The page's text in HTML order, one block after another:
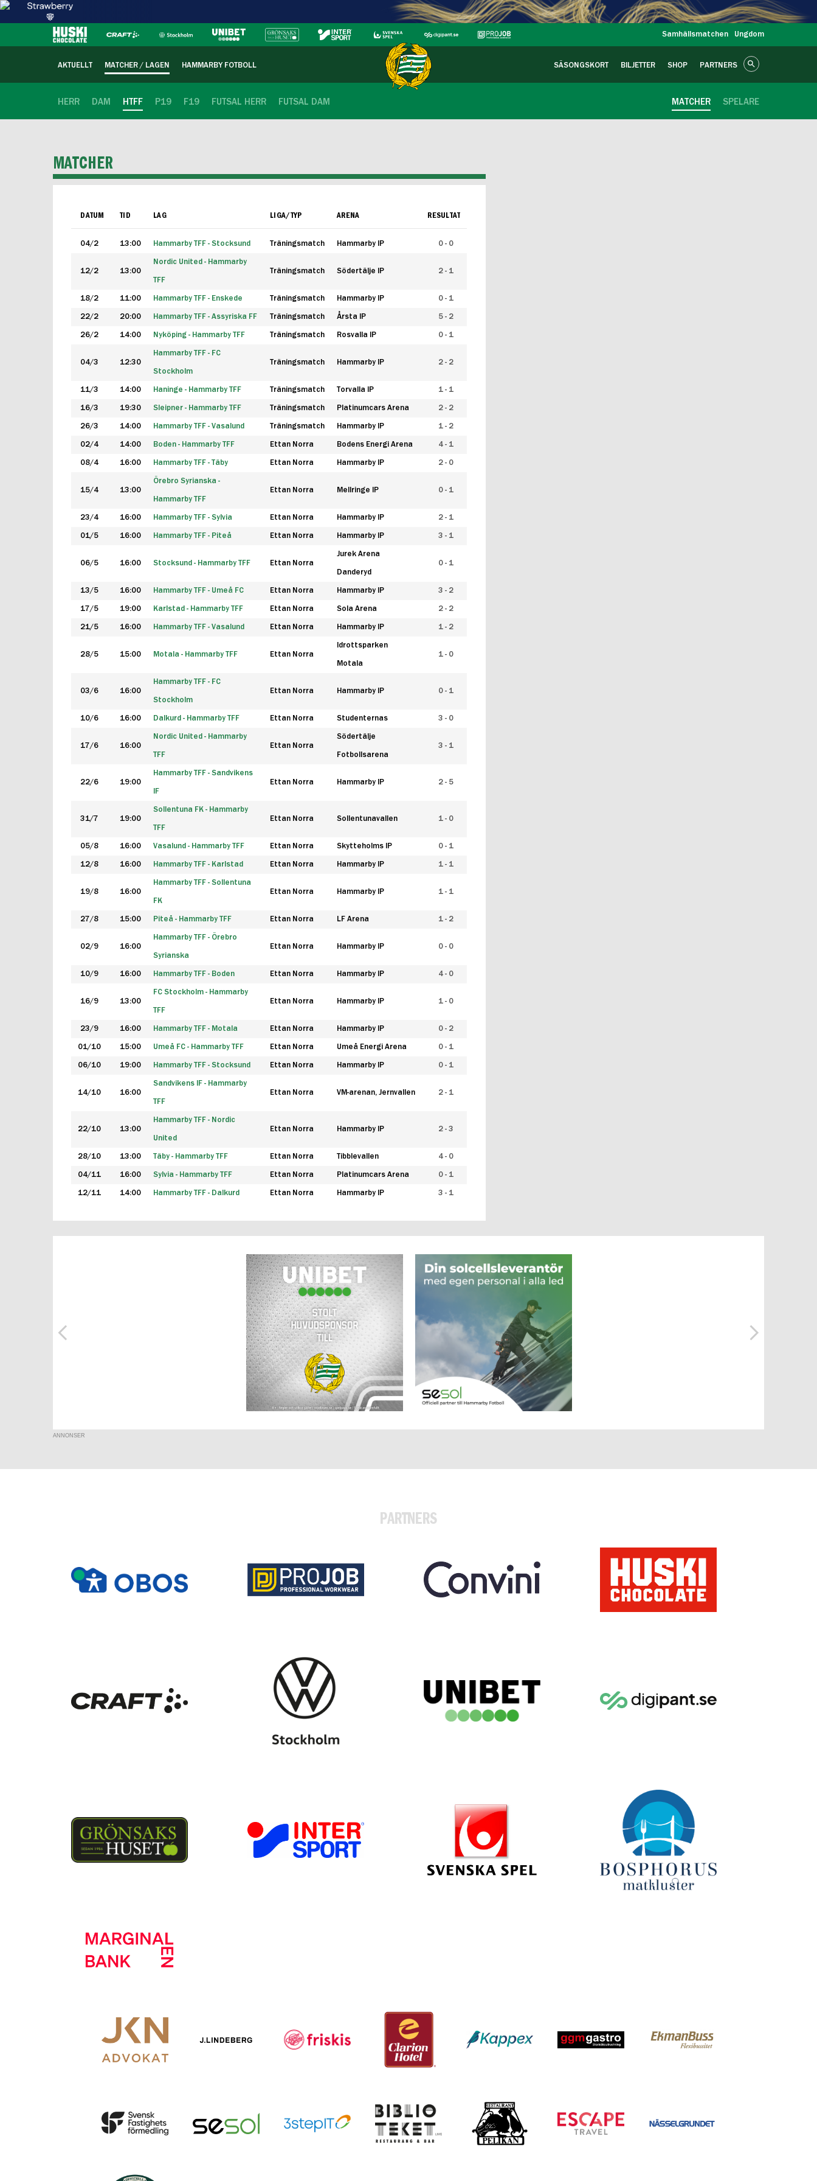
Samhällsmatchen Ungdom
AKTUELLT MATCHER / LAGEN HAMMARBY FOTBOLL SÄSONGSKORT BILJETTER SHOP PARTNERS
HERR DAM HTFF P19 F19 FUTSAL HERR FUTSAL DAM SPELARE
MATCHER
MATCHER
DATUM TID LAG LIGA/TYP ARENA RESULTAT
04/2 13:00 Hammarby TFF - Stocksund Träningsmatch Hammarby IP 0 - 0
12/2 13:00
Nordic United - Hammarby
TFF
Träningsmatch Södertälje IP 2 - 1
18/2 11:00 Hammarby TFF - Enskede Träningsmatch Hammarby IP 0 - 1
22/2 20:00 Hammarby TFF - Assyriska FF Träningsmatch Årsta IP 5 - 2
26/2 14:00 Nyköping - Hammarby TFF Träningsmatch Rosvalla IP 0 - 1
04/3 12:30
Hammarby TFF - FC
Stockholm
Träningsmatch Hammarby IP 2 - 2
11/3 14:00 Haninge - Hammarby TFF Träningsmatch Torvalla IP 1 - 1
16/3 19:30 Sleipner - Hammarby TFF Träningsmatch Platinumcars Arena 2 - 2
26/3 14:00 Hammarby TFF - Vasalund Träningsmatch Hammarby IP 1 - 2
02/4 14:00 Boden - Hammarby TFF Ettan Norra Bodens Energi Arena 4 - 1
08/4 16:00 Hammarby TFF - Täby Ettan Norra Hammarby IP 2 - 0
15/4 13:00
Örebro Syrianska -
Hammarby TFF
Ettan Norra Mellringe IP 0 - 1
23/4 16:00 Hammarby TFF - Sylvia Ettan Norra Hammarby IP 2 - 1
01/5 16:00 Hammarby TFF - Piteå Ettan Norra Hammarby IP 3 - 1
06/5 16:00 Stocksund - Hammarby TFF Ettan Norra
Jurek Arena
Danderyd
0 - 1
13/5 16:00 Hammarby TFF - Umeå FC Ettan Norra Hammarby IP 3 - 2
17/5 19:00 Karlstad - Hammarby TFF Ettan Norra Sola Arena 2 - 2
21/5 16:00 Hammarby TFF - Vasalund Ettan Norra Hammarby IP 1 - 2
28/5 15:00 Motala - Hammarby TFF Ettan Norra
Idrottsparken
Motala
1 - 0
03/6 16:00
Hammarby TFF - FC
Stockholm
Ettan Norra Hammarby IP 0 - 1
10/6 16:00 Dalkurd - Hammarby TFF Ettan Norra Studenternas 3 - 0
17/6 16:00
Nordic United - Hammarby
TFF
Ettan Norra
Södertälje
Fotbollsarena
3 - 1
22/6 19:00
Hammarby TFF - Sandvikens
IF
Ettan Norra Hammarby IP 2 - 5
31/7 19:00
Sollentuna FK - Hammarby
TFF
Ettan Norra Sollentunavallen 1 - 0
05/8 16:00 Vasalund - Hammarby TFF Ettan Norra Skytteholms IP 0 - 1
12/8 16:00 Hammarby TFF - Karlstad Ettan Norra Hammarby IP 1 - 1
19/8 16:00
Hammarby TFF - Sollentuna
FK
Ettan Norra Hammarby IP 1 - 1
27/8 15:00 Piteå - Hammarby TFF Ettan Norra LF Arena 1 - 2
02/9 16:00
Hammarby TFF - Örebro
Syrianska
Ettan Norra Hammarby IP 0 - 0
10/9 16:00 Hammarby TFF - Boden Ettan Norra Hammarby IP 4 - 0
16/9 13:00
FC Stockholm - Hammarby
TFF
Ettan Norra Hammarby IP 1 - 0
23/9 16:00 Hammarby TFF - Motala Ettan Norra Hammarby IP 0 - 2
01/10 15:00 Umeå FC - Hammarby TFF Ettan Norra Umeå Energi Arena 0 - 1
06/10 19:00 Hammarby TFF - Stocksund Ettan Norra Hammarby IP 0 - 1
14/10 16:00
Sandvikens IF - Hammarby
TFF
Ettan Norra VM-arenan, Jernvallen 2 - 1
22/10 13:00
Hammarby TFF - Nordic
United
Ettan Norra Hammarby IP 2 - 3
28/10 13:00 Täby - Hammarby TFF Ettan Norra Tibblevallen 4 - 0
04/11 16:00 Sylvia - Hammarby TFF Ettan Norra Platinumcars Arena 0 - 1
12/11 14:00 Hammarby TFF - Dalkurd Ettan Norra Hammarby IP 3 - 1
ANNONSER
PARTNERS